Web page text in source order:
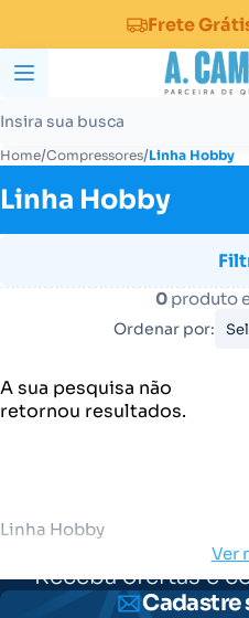
Frete
Home/Compressores/Linha Hobby
Linha Hobby
0produto
Ordenar por:
A sua pesquisa não
retornou resultados.
Linha Hobby
Ver
Receba ofertas e
Cadastre